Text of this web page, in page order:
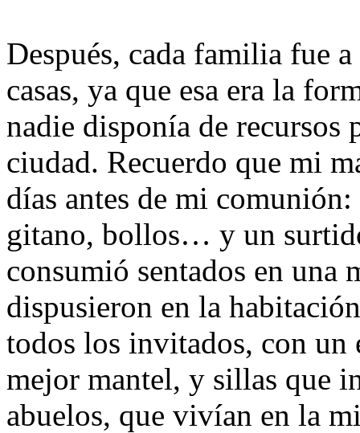
Después, cada familia fue
casas, ya que esa era la
nadie disponía de recursos
ciudad. Recuerdo que mi
días antes de mi
gitano, bollos… y un
consumió sentados en una
dispusieron en la
todos los invitados, con un
mejor mantel, y sillas que
abuelos, que vivían en la